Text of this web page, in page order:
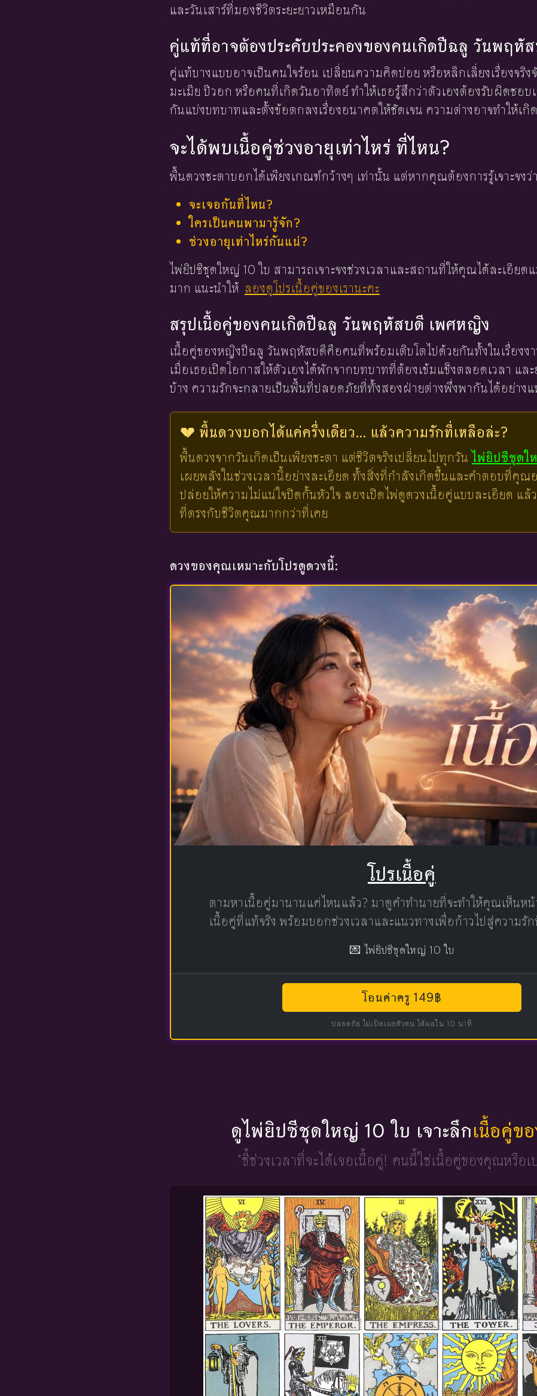
และวันเสาร์ที่มองชีวิตระยะยาวเหมือนกัน
คู่แท้ที่อาจต้องประคับประคองของคนเกิดปีฉลู วันพฤหั
คู่แท้บางแบบอาจเป็นคนใจร้อน เปลี่ยนความคิดบ่อย หรือหลีกเลี่ยงเรื่องจริง
มะเมีย ปีวอก หรือคนที่เกิดวันอาทิตย์ ทำให้เธอรู้สึกว่าตัวเองต้องรับผิดชอบ
กันแบ่งบทบาทและตั้งข้อตกลงเรื่องอนาคตให้ชัดเจน ความต่างอาจทำให้เกิ
จะได้พบเนื้อคู่ช่วงอายุเท่าไหร่ ที่ไหน?
พื้นดวงชะตาบอกได้เพียงเกณฑ์กว้างๆ เท่านั้น แต่หากคุณต้องการรู้เจาะจงว่า
จะเจอกันที่ไหน?
ใครเป็นคนพามารู้จัก?
ช่วงอายุเท่าไหร่กันแน่?
ไพ่ยิปซีชุดใหญ่ 10 ใบ สามารถเจาะจงช่วงเวลาและสถานที่ให้คุณได้ละเอียด
มาก แนะนำให้ ลองดูโปรเนื้อคู่ของเรานะคะ
สรุปเนื้อคู่ของคนเกิดปีฉลู วันพฤหัสบดี เพศหญิง
เนื้อคู่ของหญิงปีฉลู วันพฤหัสบดีคือคนที่พร้อมเติบโตไปด้วยกันทั้งในเรื่องง
เมื่อเธอเปิดโอกาสให้ตัวเองได้พักจากบทบาทที่ต้องเข้มแข็งตลอดเวลา แล
บ้าง ความรักจะกลายเป็นพื้นที่ปลอดภัยที่ทั้งสองฝ่ายต่างพึ่งพากันได้อย่างแ
💔 พื้นดวงบอกได้แค่ครึ่งเดียว... แล้วความรักที่เหลือล่ะ?
พื้นดวงจากวันเกิดเป็นเพียงชะตา แต่ชีวิตจริงเปลี่ยนไปทุกวัน ไพ่ยิปซีชุดใ
เผยพลังในช่วงเวลานี้อย่างละเอียด ทั้งสิ่งที่กำลังเกิดขึ้นและคำตอบที่คุณ
ปล่อยให้ความไม่แน่ใจปิดกั้นหัวใจ ลองเปิดไพ่ดูดวงเนื้อคู่แบบละเอียด แล้
ที่ตรงกับชีวิตคุณมากกว่าที่เคย
ดวงของคุณเหมาะกับโปรดูดวงนี้:
โปรเนื้อคู่
ตามหาเนื้อคู่มานานแค่ไหนแล้ว? มาดูคำทำนายที่จะทำให้คุณเห็นหน้
เนื้อคู่ที่แท้จริง พร้อมบอกช่วงเวลาและแนวทางเพื่อก้าวไปสู่ความรั
💌 ไพ่ยิปซีชุดใหญ่ 10 ใบ
โอนค่าครู 149฿
ปลอดภัย ไม่เปิดเผยตัวตน ได้ผลใน 10 นาที
ดูไพ่ยิปซีชุดใหญ่ 10 ใบ เจาะลึกเนื้อคู่ข
"ชี้ช่วงเวลาที่จะได้เจอเนื้อคู่! คนนี้ใช่เนื้อคู่ของคุณหรือเ